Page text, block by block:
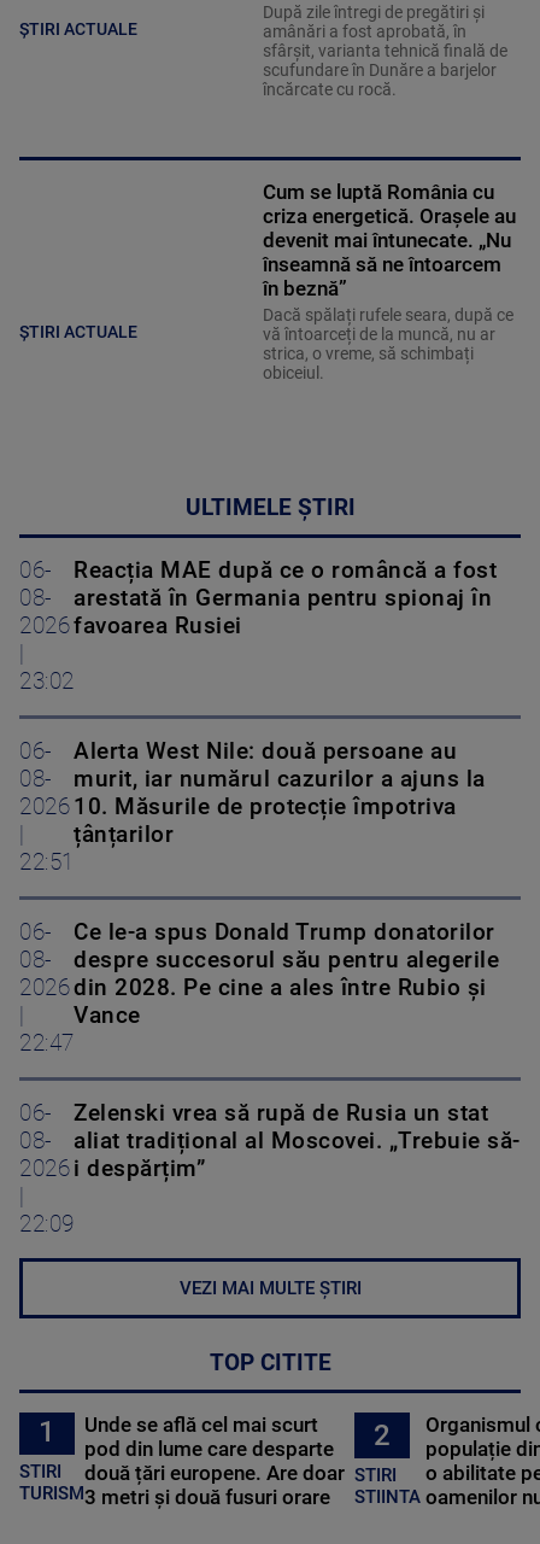
ȘTIRI ACTUALE
După zile întregi de pregătiri și
amânări a fost aprobată, în
sfârșit, varianta tehnică finală de
scufundare în Dunăre a barjelor
încărcate cu rocă.
ȘTIRI ACTUALE
Cum se luptă România cu
criza energetică. Orașele au
devenit mai întunecate. „Nu
înseamnă să ne întoarcem
în beznă”
Dacă spălați rufele seara, după ce
vă întoarceți de la muncă, nu ar
strica, o vreme, să schimbați
obiceiul.
ULTIMELE ȘTIRI
06-
08-
2026
23:02
Reacția MAE după ce o româncă a fost
arestată în Germania pentru spionaj în
favoarea Rusiei
06-
08-
2026
22:51
Alerta West Nile: două persoane au
murit, iar numărul cazurilor a ajuns la
10. Măsurile de protecție împotriva
țânțarilor
06-
08-
2026
22:47
Ce le-a spus Donald Trump donatorilor
despre succesorul său pentru alegerile
din 2028. Pe cine a ales între Rubio și
Vance
06-
08-
2026
22:09
Zelenski vrea să rupă de Rusia un stat
aliat tradițional al Moscovei. „Trebuie să-
i despărțim”
VEZI MAI MULTE ȘTIRI
TOP CITITE
1
STIRI
TURISM
Unde se află cel mai scurt
pod din lume care desparte
două țări europene. Are doar
3 metri și două fusuri orare
2
STIRI
STIINTA
Organismul
populație
o abilitate
oamenilor